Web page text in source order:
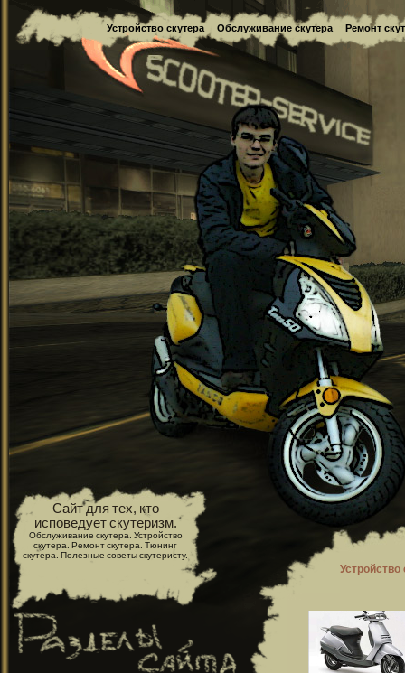
Устройство скутера Обслуживание скутера Ремонт
Сайт для тех, кто
исповедует скутеризм.
Обслуживание скутера. Устройство
скутера. Ремонт скутера. Тюнинг
скутера. Полезные советы скутеристу.
Устройство